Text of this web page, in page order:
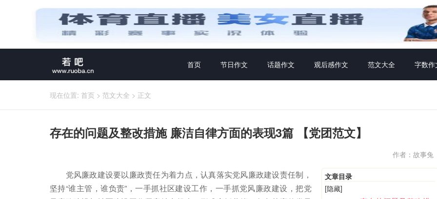
首页 节日作文 话题作文 观后感作文 范文大全 字数作
现在位置: 首页 > 范文大全 > 正文
存在的问题及整改措施 廉洁自律方面的表现3篇 【党团范文】
作者：故事兔
文章目录
[隐藏]
党风廉政建设要以廉政责任为着力点，认真落实党风廉政建设责任制，
坚持“谁主管，谁负责”，一手抓社区建设工作，一手抓党风廉政建设，把党